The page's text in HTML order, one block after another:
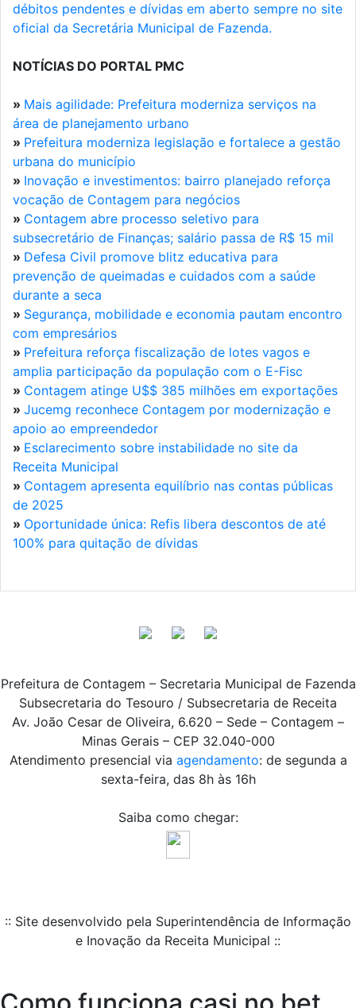
débitos pendentes e dívidas em aberto sempre no site
oficial da Secretária Municipal de Fazenda.
NOTÍCIAS DO PORTAL PMC
» Mais agilidade: Prefeitura moderniza serviços na
área de planejamento urbano
» Prefeitura moderniza legislação e fortalece a gestão
urbana do município
» Inovação e investimentos: bairro planejado reforça
vocação de Contagem para negócios
» Contagem abre processo seletivo para
subsecretário de Finanças; salário passa de R$ 15 mil
» Defesa Civil promove blitz educativa para
prevenção de queimadas e cuidados com a saúde
durante a seca
» Segurança, mobilidade e economia pautam encontro
com empresários
» Prefeitura reforça fiscalização de lotes vagos e
amplia participação da população com o E-Fisc
» Contagem atinge U$$ 385 milhões em exportações
» Jucemg reconhece Contagem por modernização e
apoio ao empreendedor
» Esclarecimento sobre instabilidade no site da
Receita Municipal
» Contagem apresenta equilíbrio nas contas públicas
de 2025
» Oportunidade única: Refis libera descontos de até
100% para quitação de dívidas
Prefeitura de Contagem – Secretaria Municipal de Fazenda
Subsecretaria do Tesouro / Subsecretaria de Receita
Av. João Cesar de Oliveira, 6.620 – Sede – Contagem –
Minas Gerais – CEP 32.040-000
Atendimento presencial via agendamento: de segunda a
sexta-feira, das 8h às 16h
Saiba como chegar:
:: Site desenvolvido pela Superintendência de Informação
e Inovação da Receita Municipal ::